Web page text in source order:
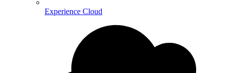
Experience Cloud